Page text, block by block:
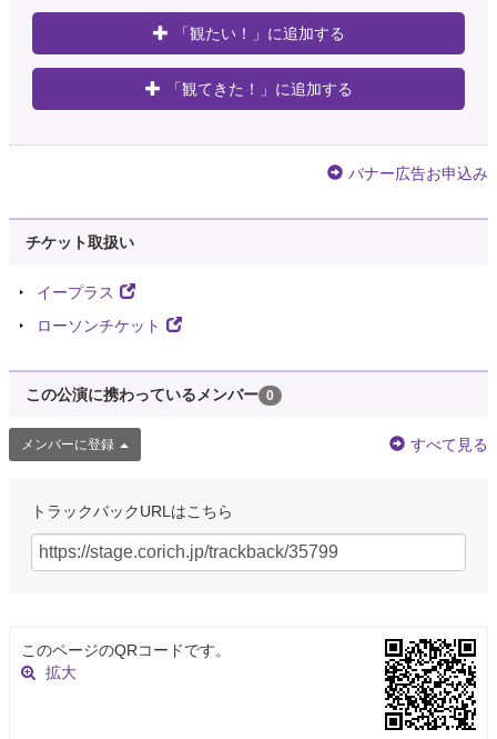
「観たい！」に追加する
「観てきた！」に追加する
バナー広告お申込み
チケット取扱い
イープラス
ローソンチケット
この公演に携わっているメンバー 0
メンバーに登録 すべて見る
トラックバックURLはこちら
このページのQRコードです。
拡大